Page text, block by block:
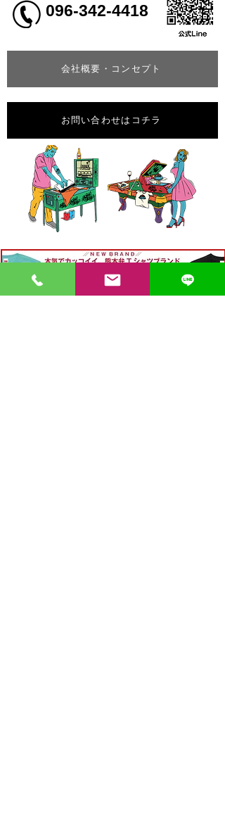
会社概要・コンセプト
096-342-4418
お問い合わせはコチラ